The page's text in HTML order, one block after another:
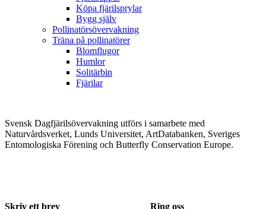
Köpa fjärilsprylar
Bygg själv
Pollinatörsövervakning
Träna på pollinatörer
Blomflugor
Humlor
Solitärbin
Fjärilar
Svensk Dagfjärilsövervakning utförs i samarbete med
Naturvårdsverket, Lunds Universitet, ArtDatabanken, Sveriges
Entomologiska Förening och Butterfly Conservation Europe.
Skriv ett brev Ring oss